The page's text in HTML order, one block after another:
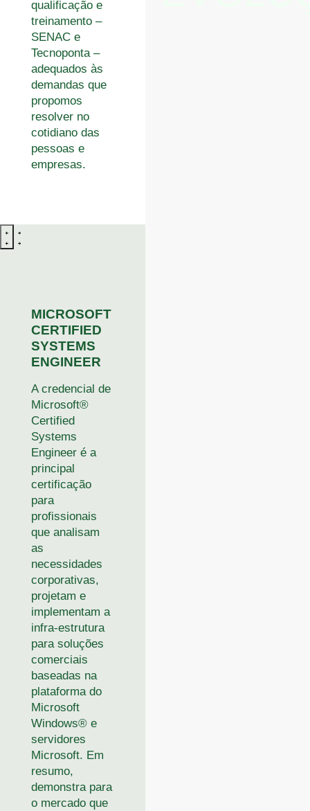
qualificação e
treinamento –
SENAC e
Tecnoponta –
adequados às
demandas que
propomos
resolver no
cotidiano das
pessoas e
empresas.
MICROSOFT
CERTIFIED
SYSTEMS
ENGINEER
A credencial de
Microsoft®
Certified
Systems
Engineer é a
principal
certificação
para
profissionais
que analisam
as
necessidades
corporativas,
projetam e
implementam a
infra-estrutura
para soluções
comerciais
baseadas na
plataforma do
Microsoft
Windows® e
servidores
Microsoft. Em
resumo,
demonstra para
o mercado que